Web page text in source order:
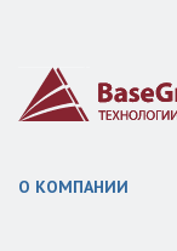
О КОМПАНИИ